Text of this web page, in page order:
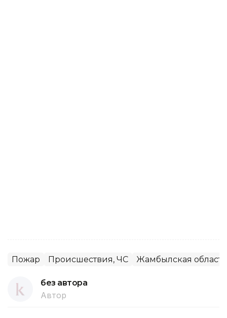
Пожар Происшествия, ЧС Жамбылская область
без автора
Автор